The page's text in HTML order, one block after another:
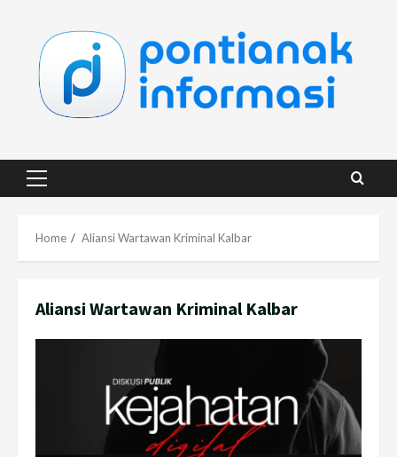
content
Primary
Home Aliansi Wartawan Kriminal Kalbar
Aliansi Wartawan Kriminal Kalbar